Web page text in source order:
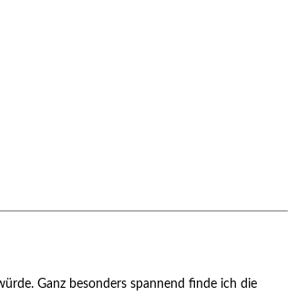
Ganz besonders spannend finde ich die